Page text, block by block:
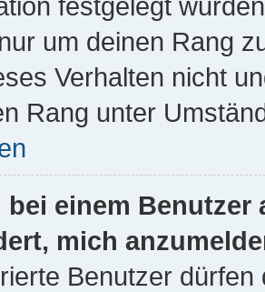
um deinen Rang
Verhalten nicht
Rang unter
bei einem
mich
Benutzer